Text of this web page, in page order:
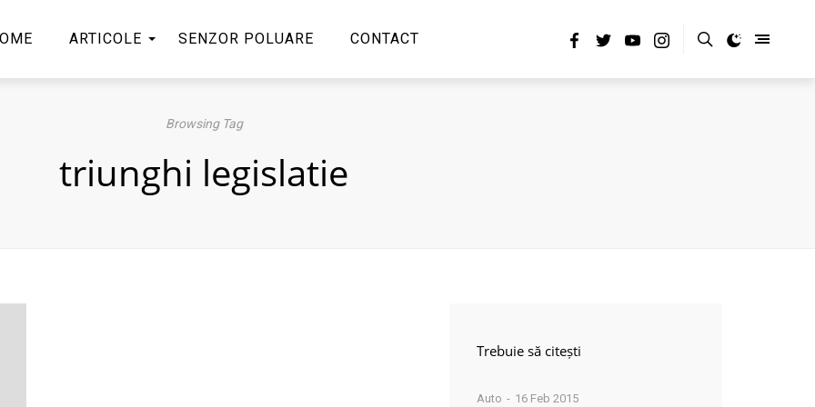
ARTICOLE SENZOR POLUARE CONTACT
Browsing Tag
triunghi legislatie
Trebuie să citești
Auto 16 Feb 2015